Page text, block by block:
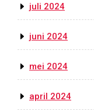
juli 2024
juni 2024
mei 2024
april 2024